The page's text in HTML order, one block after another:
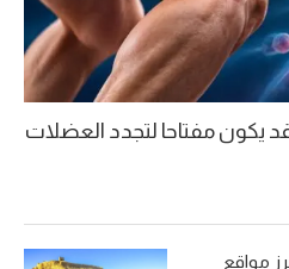
يكون مفتاحا لتجدد العضلات
مواقع